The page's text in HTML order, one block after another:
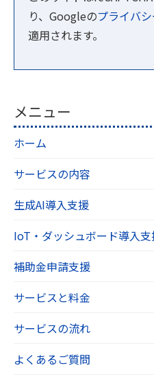
り、Googleのプライバ
適用されます。
メニュー
ホーム
サービスの内容
生成AI導入支援
IoT・ダッシュボード導入
補助金申請支援
サービスと料金
サービスの流れ
よくあるご質問